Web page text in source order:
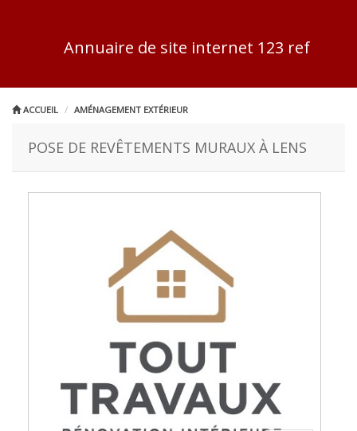
Annuaire de site internet 123 ref
ACCUEIL AMÉNAGEMENT EXTÉRIEUR
POSE DE REVÊTEMENTS MURAUX À LENS